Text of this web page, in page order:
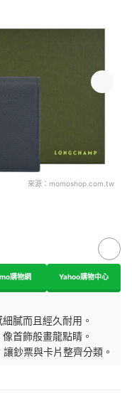
來源： momoshop.com.tw
購物網 Yahoo購物中心
膩而且經久耐用。
首飾般畫龍點睛。
鈔票與卡片整齊分類。